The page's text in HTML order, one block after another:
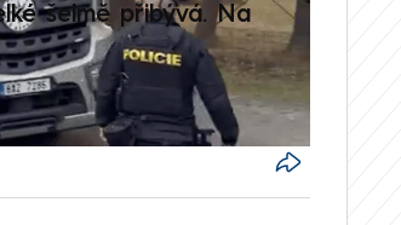
šelmě přibývá. Na